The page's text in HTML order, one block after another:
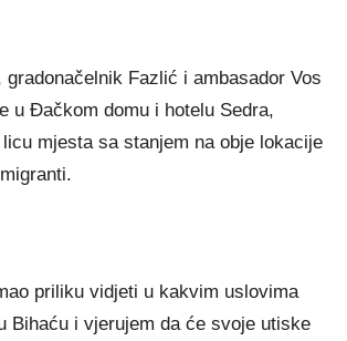
gradonačelnik Fazlić i ambasador Vos
u Đačkom domu i hotelu Sedra,
mjesta sa stanjem na obje lokacije
priliku vidjeti u kakvim uslovima
Bihaću i vjerujem da će svoje utiske